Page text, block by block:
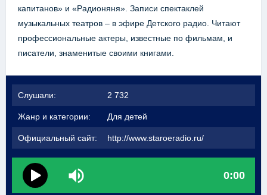
капитанов» и «Радионяня». Записи спектаклей
музыкальных театров – в эфире Детского радио. Читают
профессиональные актеры, известные по фильмам, и
писатели, знаменитые своими книгами.
Слушали: 2 732
Жанр и категории: Для детей
Официальный сайт: http://www.staroeradio.ru/
0:00